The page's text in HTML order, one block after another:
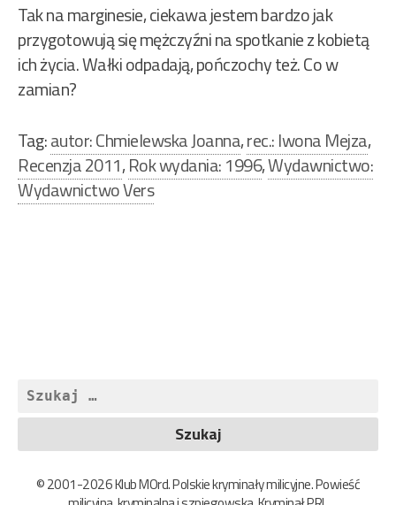
Tak na marginesie, ciekawa jestem bardzo jak
przygotowują się mężczyźni na spotkanie z kobietą
ich życia. Wałki odpadają, pończochy też. Co w
zamian?
Tag:autor: Chmielewska Joanna,rec.: Iwona Mejza,
Recenzja 2011,Rok wydania: 1996,Wydawnictwo:
Wydawnictwo Vers
Szukaj:
© 2001-2026 Klub MOrd. Polskie kryminały milicyjne. Powieść